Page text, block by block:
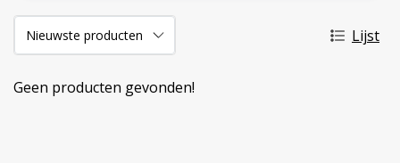
Lijst
Geen producten gevonden!